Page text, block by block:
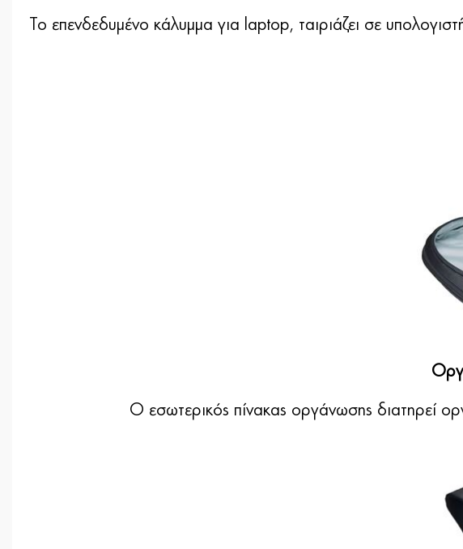
Το επενδεδυμένο κάλυμμα για laptop, ταιριάζει σε
Ο εσωτερικός πίνακας οργάνωσης διατηρεί